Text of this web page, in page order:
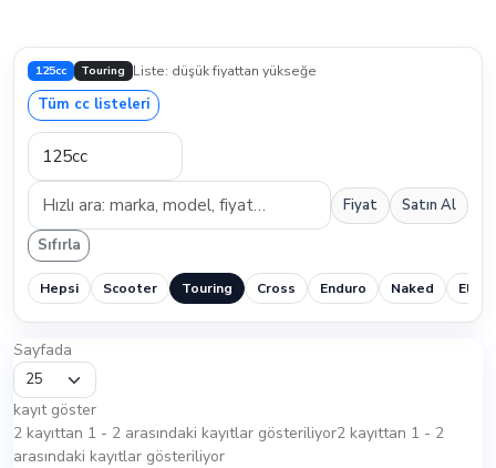
125cc Touring Liste: düşük fiyattan yükseğe
Tüm cc listeleri
Fiyat Satın Al
Sıfırla
Hepsi Scooter Touring Cross Enduro Naked
Sayfada
kayıt göster
2 kayıttan 1 - 2 arasındaki kayıtlar gösteriliyor2 kayıttan 1 - 2
arasındaki kayıtlar gösteriliyor